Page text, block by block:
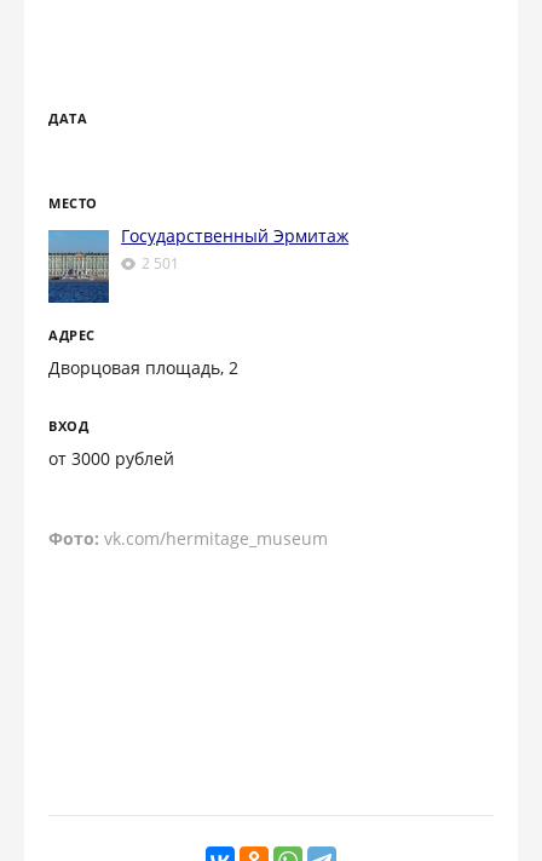
ДАТА
МЕСТО
Государственный Эрмитаж
2 501
АДРЕС
Дворцовая площадь, 2
ВХОД
от 3000 рублей
Фото:vk.com/hermitage_museum